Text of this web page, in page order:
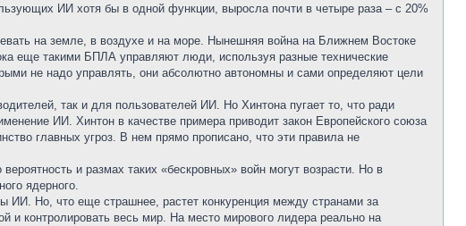
ИИ хотя бы в одной функции, выросла почти в четыре раза – с 20%
на земле, в воздухе и на море. Нынешняя война на Ближнем Востоке
еще такими БПЛА управляют люди, используя разные технические
не надо управлять, они абсолютно автономны и сами определяют цели
так и для пользователей ИИ. Но Хинтона пугает то, что ради
ИИ. Хинтон в качестве примера приводит закон Европейского союза
главных угроз. В нем прямо прописано, что эти правила не
и размах таких «бескровных» войн могут возрасти. Но в
ядерного.
Но, что еще страшнее, растет конкуренция между странами за
и контролировать весь мир. На место мирового лидера реально на